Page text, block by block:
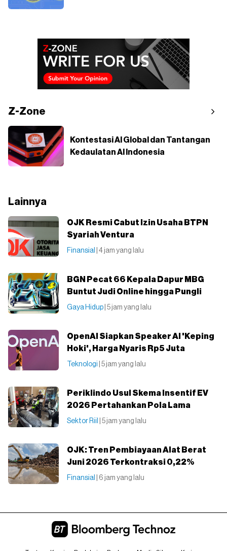
Z-Zone
Kontestasi AI Global dan Tantangan
Kedaulatan AI Indonesia
Lainnya
OJK Resmi Cabut Izin Usaha BTPN
Syariah Ventura
Finansial | 4 jam yang lalu
BGN Pecat 66 Kepala Dapur MBG
Buntut Judi Online hingga Pungli
Gaya Hidup | 5 jam yang lalu
OpenAI Siapkan Speaker AI 'Keping
Hoki', Harga Nyaris Rp5 Juta
Teknologi | 5 jam yang lalu
Periklindo Usul Skema Insentif EV
2026 Pertahankan Pola Lama
Sektor Riil | 5 jam yang lalu
OJK: Tren Pembiayaan Alat Berat
Juni 2026 Terkontraksi 0,22%
Finansial | 6 jam yang lalu